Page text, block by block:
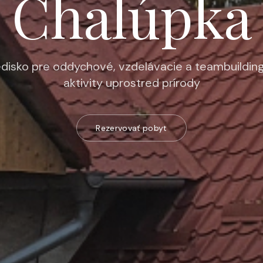
Chalúpka
pre oddychové, vzdelávacie a
aktivity uprostred prírody
Rezervovať pobyt